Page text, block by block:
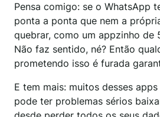
Pensa comigo: se o WhatsApp
ponta a ponta que nem a
quebrar, como um appzinho de
Não faz sentido, né? Então
prometendo isso é furada
E tem mais: muitos desses
pode ter problemas sérios